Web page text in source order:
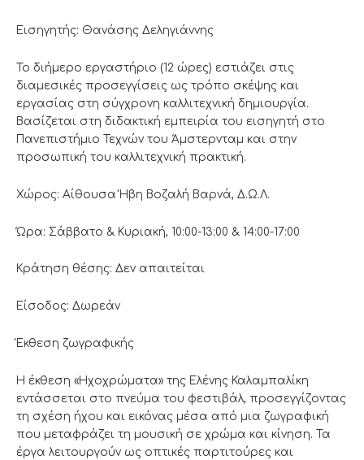
Εισηγητής: Θανάσης Δεληγιάννης
Το διήμερο εργαστήριο (12 ώρες) εστιάζει στις
διαμεσικές προσεγγίσεις ως τρόπο σκέψης και
εργασίας στη σύγχρονη καλλιτεχνική δημιουργία.
Βασίζεται στη διδακτική εμπειρία του εισηγητή στο
Πανεπιστήμιο Τεχνών του Άμστερνταμ και στην
προσωπική του καλλιτεχνική πρακτική.
Χώρος: Αίθουσα Ήβη Βοζαλή Βαρνά, Δ.Ω.Λ.
Ώρα: Σάββατο & Κυριακή, 10:00-13:00 & 14:00-17:00
Κράτηση θέσης: Δεν απαιτείται
Είσοδος: Δωρεάν
Έκθεση ζωγραφικής
Η έκθεση «Ηχοχρώματα» της Ελένης Καλαμπαλίκη
εντάσσεται στο πνεύμα του φεστιβάλ, προσεγγίζοντας
τη σχέση ήχου και εικόνας μέσα από μια ζωγραφική
που μεταφράζει τη μουσική σε χρώμα και κίνηση. Τα
έργα λειτουργούν ως οπτικές παρτιτούρες και